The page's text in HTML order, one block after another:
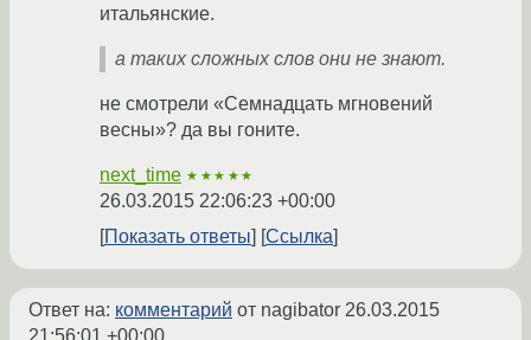
итальянские.
а таких сложных слов они не знают.
не смотрели «Семнадцать мгновений
весны»? да вы гоните.
next_time ★★★★★
26.03.2015 22:06:23 +00:00
Показать ответы
Ссылка
Ответ на: комментарий от nagibator 26.03.2015